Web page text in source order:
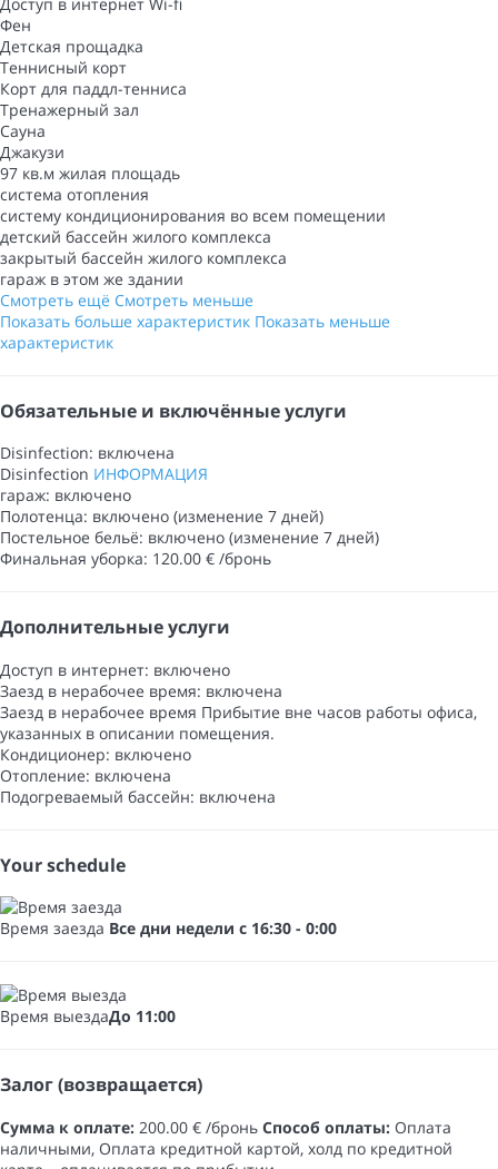
Фен
Детская прощадка
Теннисный корт
Корт для паддл-тенниса
Тренажерный зал
Сауна
Джакузи
97 кв.м жилая площадь
система отопления
систему кондиционирования во всем помещении
детский бассейн жилого комплекса
закрытый бассейн жилого комплекса
гараж в этом же здании
Смотреть ещё Смотреть меньше
Показать больше характеристик Показать меньше
характеристик
Обязательные и включённые услуги
Disinfection: включена
Disinfection ИНФОРМАЦИЯ
гараж: включено
Полотенца: включено (изменение 7 дней)
Постельное бельё: включено (изменение 7 дней)
Финальная уборка: 120.00 € /бронь
Дополнительные услуги
Доступ в интернет: включено
Заезд в нерабочее время: включена
Заезд в нерабочее время Прибытие вне часов работы офиса,
указанных в описании помещения.
Кондиционер: включено
Отопление: включена
Подогреваемый бассейн: включена
Your schedule
Время заезда Все дни недели с 16:30 - 0:00
Время выездаДо 11:00
Залог (возвращается)
Сумма к оплате: 200.00 € /бронь Способ оплаты: Оплата
наличными​, Оплата кредитной картой, холд по кредитной